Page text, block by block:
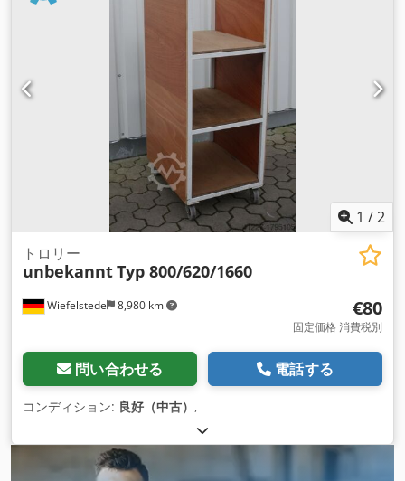
1 /2
Wiefelstede 8,980 km
トロリー
unbekanntTyp 800/620/1660
€80
固定価格 消費税別
問い合わせる 電話する
コンディション: 良好（中古） ,